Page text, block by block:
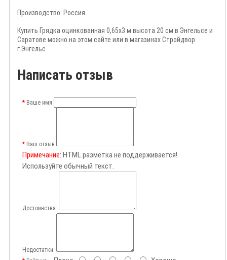
Производство: Россия
Купить Грядка оцинкованная 0,65х3 м высота 20 см в Энгельсе и
Саратове можно на этом сайте или в магазинах Стройдвор
г.Энгельс
Написать отзыв
Ваше имя
Ваш отзыв
Примечание: HTML разметка не поддерживается!
Используйте обычный текст.
Достоинства:
Недостатки: